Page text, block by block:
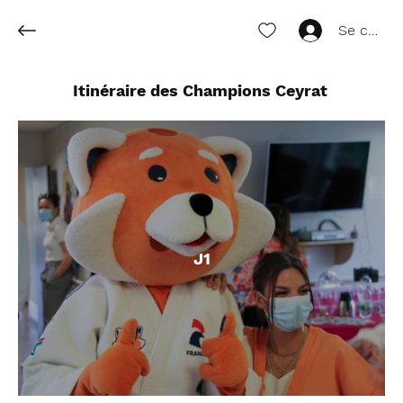
Se
Itinéraire des Champions Ceyrat
J1